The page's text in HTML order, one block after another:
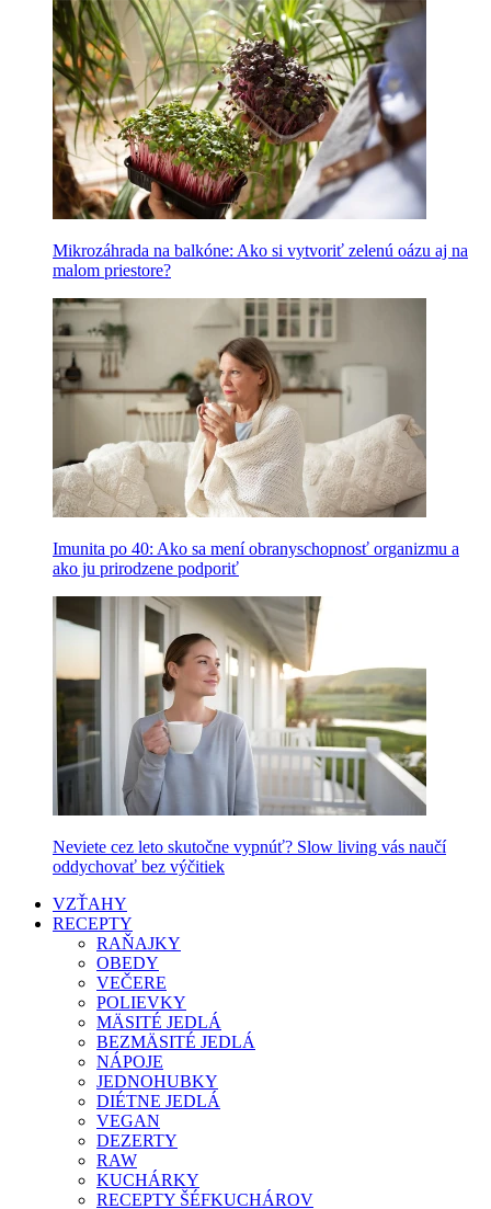
Mikrozáhrada na balkóne: Ako si vytvoriť zelenú oázu aj na
malom priestore?
Imunita po 40: Ako sa mení obranyschopnosť organizmu a
ako ju prirodzene podporiť
Neviete cez leto skutočne vypnúť? Slow living vás naučí
oddychovať bez výčitiek
VZŤAHY
RECEPTY
RAŇAJKY
OBEDY
VEČERE
POLIEVKY
MÄSITÉ JEDLÁ
BEZMÄSITÉ JEDLÁ
NÁPOJE
JEDNOHUBKY
DIÉTNE JEDLÁ
VEGAN
DEZERTY
RAW
KUCHÁRKY
RECEPTY ŠÉFKUCHÁROV